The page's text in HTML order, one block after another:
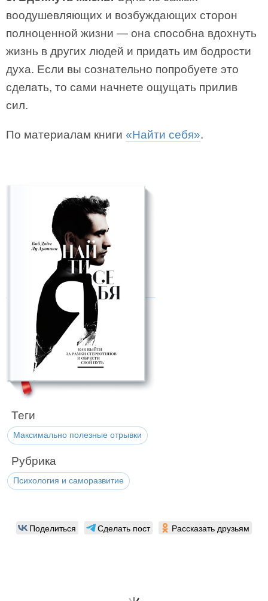
воодушевляющих и возбуждающих сторон
полноценной жизни — она способна вдохнуть
жизнь в других людей и придать им бодрости
духа. Если вы сознательно попробуете это
сделать, то сами начнете ощущать прилив
сил.
По материалам книги «Найти себя».
Теги
Максимально полезные отрывки
Рубрика
Психология и саморазвитие
Поделиться Сделать пост Рассказать друзьям